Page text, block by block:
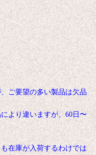
ご要望の多い製品は欠品
より違いますが、60日〜
在庫が入荷するわけでは